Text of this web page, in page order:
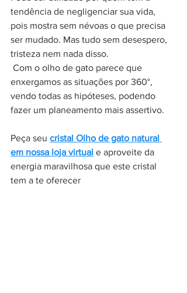
tendência de negligenciar sua vida,
pois mostra sem névoas o que precisa
ser mudado. Mas tudo sem desespero,
tristeza nem nada disso.
enxergamos as situações por 360°,
vendo todas as hipóteses, podendo
fazer um planeamento mais assertivo.
Peça seu cristal Olho de gato natural
em nossa loja virtual e aproveite da
energia maravilhosa que este cristal
tem a te oferecer